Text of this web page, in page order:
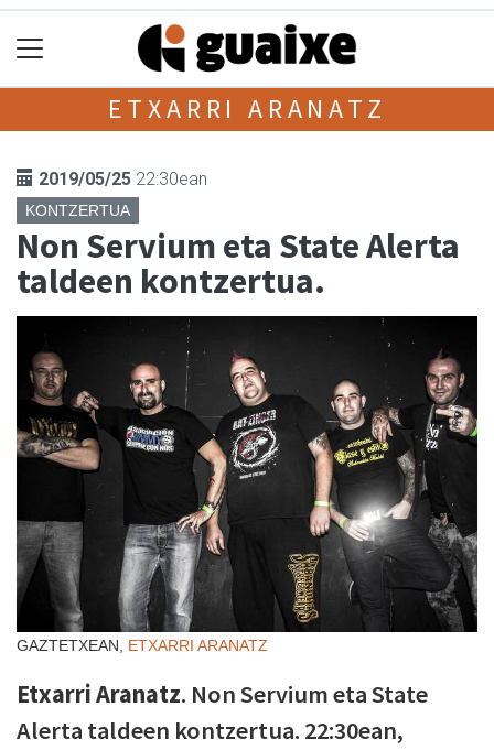
ETXARRI ARANATZ
2019/05/25 22:30ean
KONTZERTUA
Non Servium eta State Alerta
taldeen kontzertua.
GAZTETXEAN, ETXARRI ARANATZ
Etxarri Aranatz. Non Servium eta State
Alerta taldeen kontzertua. 22:30ean,